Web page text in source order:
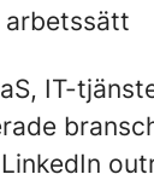
arbetssätt
IT-